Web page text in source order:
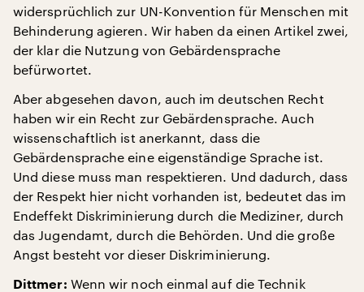
widersprüchlich zur UN-Konvention für Menschen mit
Behinderung agieren. Wir haben da einen Artikel zwei,
der klar die Nutzung von Gebärdensprache
befürwortet.
Aber abgesehen davon, auch im deutschen Recht
haben wir ein Recht zur Gebärdensprache. Auch
wissenschaftlich ist anerkannt, dass die
Gebärdensprache eine eigenständige Sprache ist.
Und diese muss man respektieren. Und dadurch, dass
der Respekt hier nicht vorhanden ist, bedeutet das im
Endeffekt Diskriminierung durch die Mediziner, durch
das Jugendamt, durch die Behörden. Und die große
Angst besteht vor dieser Diskriminierung.
Dittmer: Wenn wir noch einmal auf die Technik